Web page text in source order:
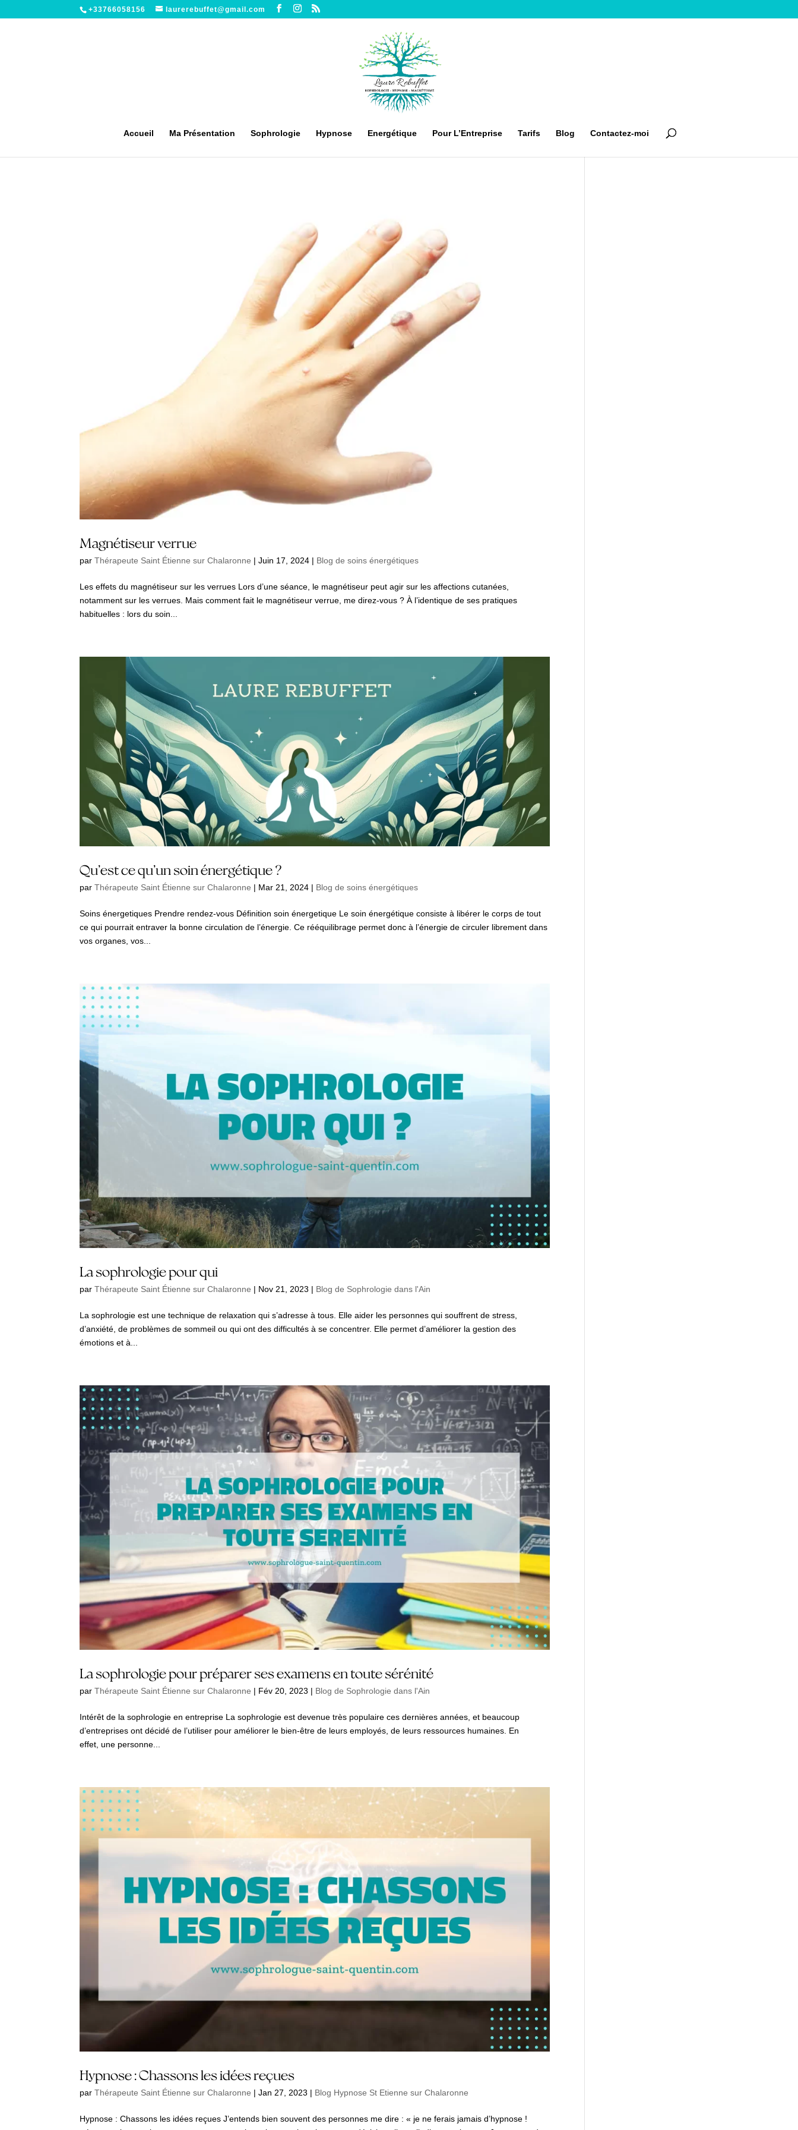
+33766058156 laurerebuffet@gmail.com
Accueil Ma Présentation Sophrologie Hypnose Energétique Pour L’Entreprise Tarifs Blog Contactez-moi
Magnétiseur verrue
parThérapeute Saint Étienne sur Chalaronne |Juin 17, 2024 | Blog de soins énergétiques
Les effets du magnétiseur sur les verrues Lors d’une séance, le magnétiseur peut agir sur les affections cutanées,
notamment sur les verrues. Mais comment fait le magnétiseur verrue, me direz-vous ? À l’identique de ses pratiques
habituelles : lors du soin...
Qu’est ce qu’un soin énergétique ?
parThérapeute Saint Étienne sur Chalaronne | Mar 21, 2024 | Blog de soins énergétiques
Soins énergetiques Prendre rendez-vous Définition soin énergetique Le soin énergétique consiste à libérer le corps de tout
ce qui pourrait entraver la bonne circulation de l’énergie. Ce rééquilibrage permet donc à l’énergie de circuler librement dans
vos organes, vos...
La sophrologie pour qui
parThérapeute Saint Étienne sur Chalaronne | Nov 21, 2023 | Blog de Sophrologie dans l'Ain
La sophrologie est une technique de relaxation qui s’adresse à tous. Elle aider les personnes qui souffrent de stress,
d’anxiété, de problèmes de sommeil ou qui ont des difficultés à se concentrer. Elle permet d’améliorer la gestion des
émotions et à...
La sophrologie pour préparer ses examens en toute sérénité
parThérapeute Saint Étienne sur Chalaronne | Fév 20, 2023 | Blog de Sophrologie dans l'Ain
Intérêt de la sophrologie en entreprise La sophrologie est devenue très populaire ces dernières années, et beaucoup
d’entreprises ont décidé de l’utiliser pour améliorer le bien-être de leurs employés, de leurs ressources humaines. En
effet, une personne...
Hypnose : Chassons les idées reçues
parThérapeute Saint Étienne sur Chalaronne |Jan 27, 2023 | Blog Hypnose St Etienne sur Chalaronne
Hypnose : Chassons les idées reçues J’entends bien souvent des personnes me dire : « je ne ferais jamais d’hypnose !